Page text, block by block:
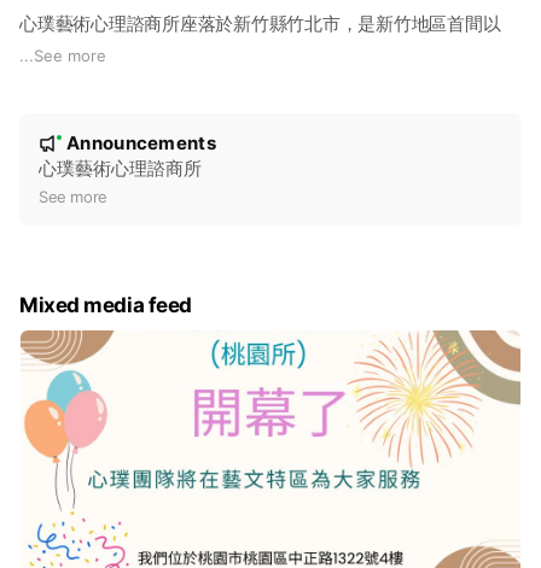
心璞藝術心理諮商所座落於新竹縣竹北市，是新竹地區首間以
「表達性藝術治療」為核心特色的專業諮商機構。
璞玉。有時候，忙亂的心像久飛的飛鳥，需要一根能安心棲止的
樹枝。我們致力於營造一個充滿療癒感的空間，在尊重、聆聽與
支持的安全氛圍中，陪伴您面對生命中的難關。
的藝術媒材、沙遊與遊戲治療空間，讓難以言說的情感，透過創
造性的表達得以抒發與整合。
專業跨領域團隊： 由多位資深諮商心理師與藝術治療師組成，
結合臨床實務與藝術治療專業，提供成人、兒童、青少年及伴侶
家庭多元化的服務。
溫馨療癒空間： 設有等候區、塗鴉牆及多間隱密且溫馨的諮商
室，讓到訪的每一位個案都能在安全、放鬆的環境中探索自我。
...See more
e
New
Announcements
心璞藝術心理諮商所
See more
Mixed media feed